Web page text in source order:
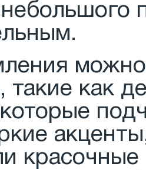
можно
такие как
красочные